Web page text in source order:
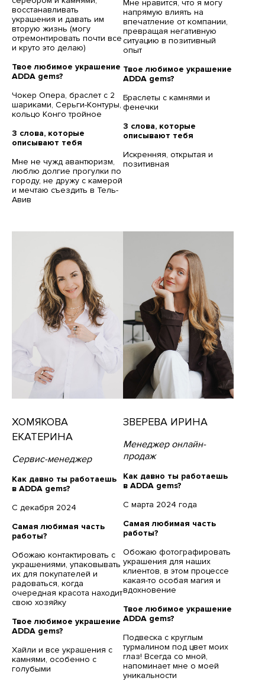
восстанавливать
украшения и давать им
вторую жизнь (могу
отремонтировать почти все
и круто это делаю)
Твое любимое украшение
ADDA gems?
Чокер Опера, браслет с 2
шариками, Серьги-Контуры,
кольцо Конго тройное
3 слова, которые
описывают тебя
Мне не чужд авантюризм,
люблю долгие прогулки по
городу, не дружу с камерой
и мечтаю съездить в Тель-
Авив
Мне нравится, что я могу
напрямую влиять на
впечатление от компании,
превращая негативную
ситуацию в позитивный
опыт
Твое любимое украшение
ADDA gems?
Браслеты с камнями и
фенечки
3 слова, которые
описывают тебя
Искренняя, открытая и
позитивная
ХОМЯКОВА
ЕКАТЕРИНА
Сервис-менеджер
Как давно ты работаешь
в ADDA gems?
С декабря 2024
Самая любимая часть
работы?
Обожаю контактировать с
украшениями, упаковывать
их для покупателей и
радоваться, когда
очередная красота находит
свою хозяйку
Твое любимое украшение
ADDA gems?
Хайли и все украшения с
камнями, особенно с
голубыми
ЗВЕРЕВА ИРИНА
Менеджер онлайн-
продаж
Как давно ты работаешь
в ADDA gems?
С марта 2024 года
Самая любимая часть
работы?
Обожаю фотографировать
украшения для наших
клиентов, в этом процессе
какая-то особая магия и
вдохновение
Твое любимое украшение
ADDA gems?
Подвеска с круглым
турмалином под цвет моих
глаз! Всегда со мной,
напоминает мне о моей
уникальности